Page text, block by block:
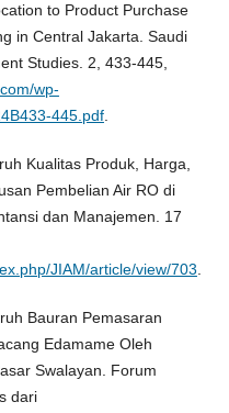
to Product Purchase
in Central Jakarta. Saudi
Studies. 2, 433-445,
wp-
445.pdf.
Kualitas Produk, Harga,
Pembelian Air RO di
dan Manajemen. 17
JIAM/article/view/703
Bauran Pemasaran
Edamame Oleh
Swalayan. Forum
dari